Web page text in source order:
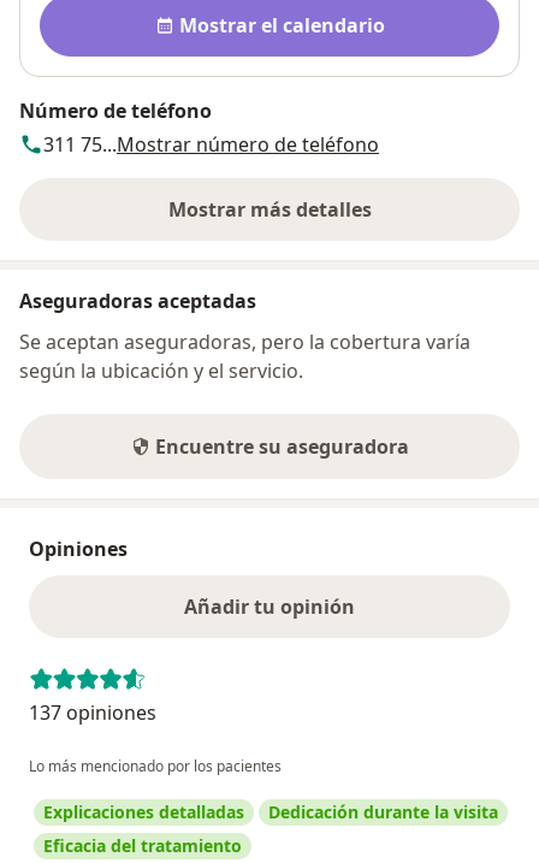
Disponibilidad
Mostrar el calendario
Número de teléfono
311 75...Mostrar número de teléfono
Mostrar más detalles
sobre la dirección
Aseguradoras aceptadas
Se aceptan aseguradoras, pero la cobertura varía
según la ubicación y el servicio.
Encuentre su aseguradora
Opiniones
Añadir tu opinión
137 opiniones
Lo más mencionado por los pacientes
Explicaciones detalladas
Dedicación durante la visita
Eficacia del tratamiento